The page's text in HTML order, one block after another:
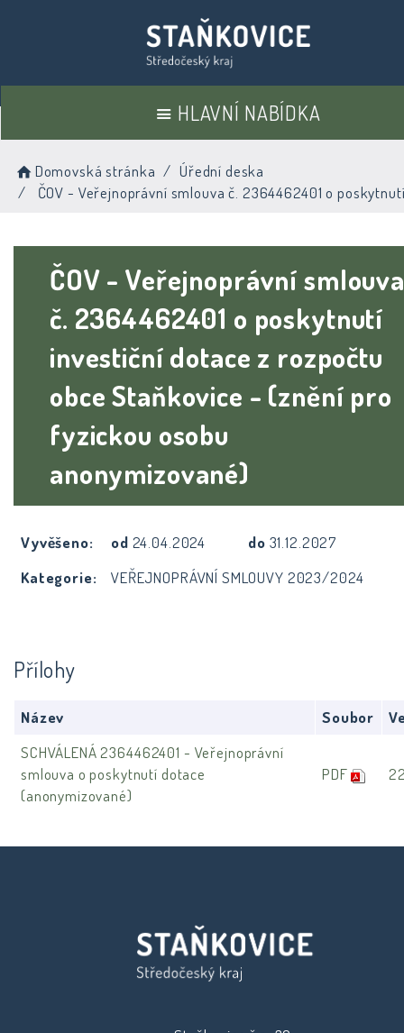
HLAVNÍ NABÍDKA
Domovská stránka
Úřední deska
ČOV - Veřejnoprávní smlouva č. 2364462401 o
ČOV - Veřejnoprávní smlouva
č. 2364462401 o poskytnutí
investiční dotace z rozpočtu
obce Staňkovice - (znění pro
fyzickou osobu
anonymizované)
Vyvěšeno: od 24.04.2024 do 31.12.2027
Kategorie:
VEŘEJNOPRÁVNÍ SMLOUVY 2023/2024
Přílohy
Název Soubor
SCHVÁLENÁ 2364462401 - Veřejnoprávní
smlouva o poskytnutí dotace
(anonymizované)
PDF